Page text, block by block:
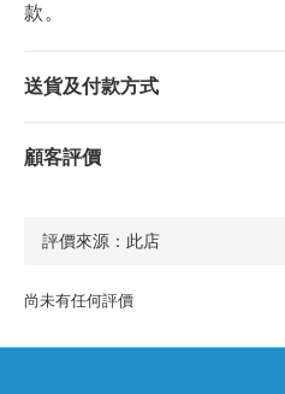
款。
送貨及付款方式
顧客評價
尚未有任何評價